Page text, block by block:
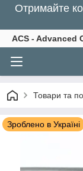
Отримайте
ACS - Advanced
Товари та
Зроблено в Україні